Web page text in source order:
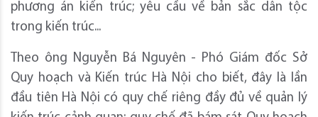
phương án kiến trúc; yêu cầu về bản sắc dân tộc
trong kiến trúc...
Theo ông Nguyễn Bá Nguyên - Phó Giám đốc Sở
Quy hoạch và Kiến trúc Hà Nội cho biết, đây là lần
đầu tiên Hà Nội có quy chế riêng đầy đủ về quản lý